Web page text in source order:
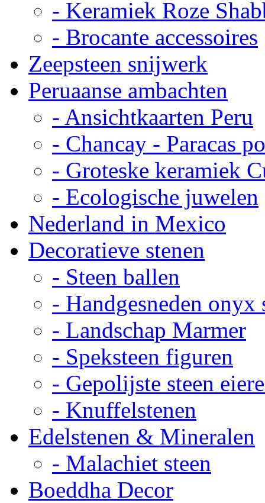
- Keramiek Roze
- Brocante accessoires
Zeepsteen snijwerk
Peruaanse ambachten
- Ansichtkaarten Peru
- Chancay - Paracas
- Groteske keramiek
- Ecologische juwelen
Nederland in Mexico
Decoratieve stenen
- Steen ballen
- Handgesneden onyx
- Landschap Marmer
- Speksteen figuren
- Gepolijste steen
- Knuffelstenen
Edelstenen & Mineralen
- Malachiet steen
Boeddha Decor